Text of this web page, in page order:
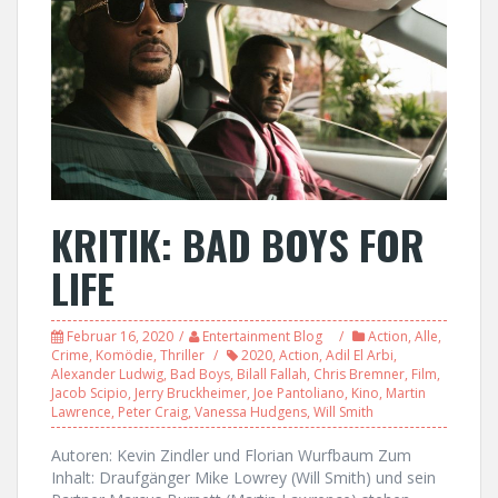
KRITIK: BAD BOYS FOR
LIFE
Februar 16, 2020 Entertainment Blog Action, Alle,
Crime, Komödie, Thriller 2020, Action, Adil El Arbi,
Alexander Ludwig, Bad Boys, Bilall Fallah, Chris Bremner, Film,
Jacob Scipio, Jerry Bruckheimer, Joe Pantoliano, Kino, Martin
Lawrence, Peter Craig, Vanessa Hudgens, Will Smith
Autoren: Kevin Zindler und Florian Wurfbaum Zum
Inhalt: Draufgänger Mike Lowrey (Will Smith) und sein